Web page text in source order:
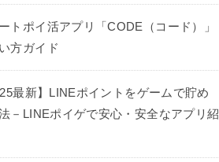
トポイ活アプリ「CODE（コード）」
方ガイド
最新】LINEポイントをゲームで貯め
－LINEポイゲで安心・安全なアプリ紹